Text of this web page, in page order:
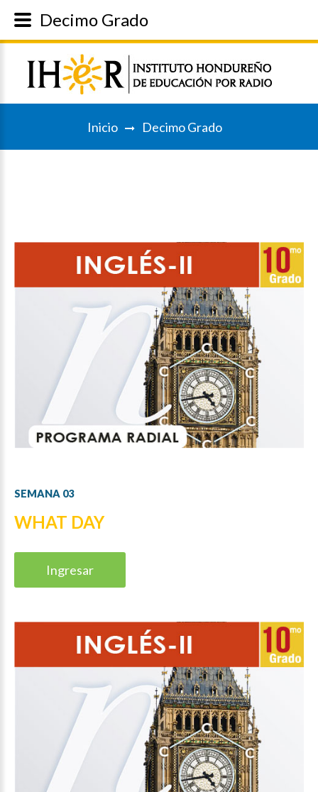
Inicio Decimo Grado
SEMANA 03
WHAT DAY
Ingresar
Decimo Grado